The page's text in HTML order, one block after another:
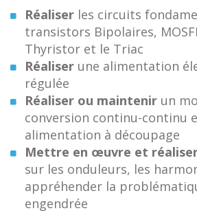
Réaliser les circuits
transistors Bipolaires,
Thyristor et le Triac
Réaliser une alimentation
régulée
Réaliser ou maintenir un
conversion continu-continu
alimentation à découpage
Mettre en œuvre et
sur les onduleurs, les
appréhender la
engendrée